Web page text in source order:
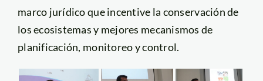
marco jurídico que incentive la conservación de
los ecosistemas y mejores mecanismos de
planificación, monitoreo y control.